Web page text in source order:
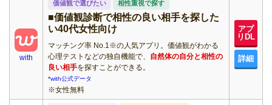
with
価値観で選びたい 相性重視で探す
■価値観診断で相性の良い相手を探した
い40代女性向け
マッチング率 No.1※の人気アプリ。価値観がわかる
心理テストなどの独自機能で、 自然体の自分と相性の
良い相手を探すことができる。
*with公式データ
※女性無料
アプ
リDL
詳細